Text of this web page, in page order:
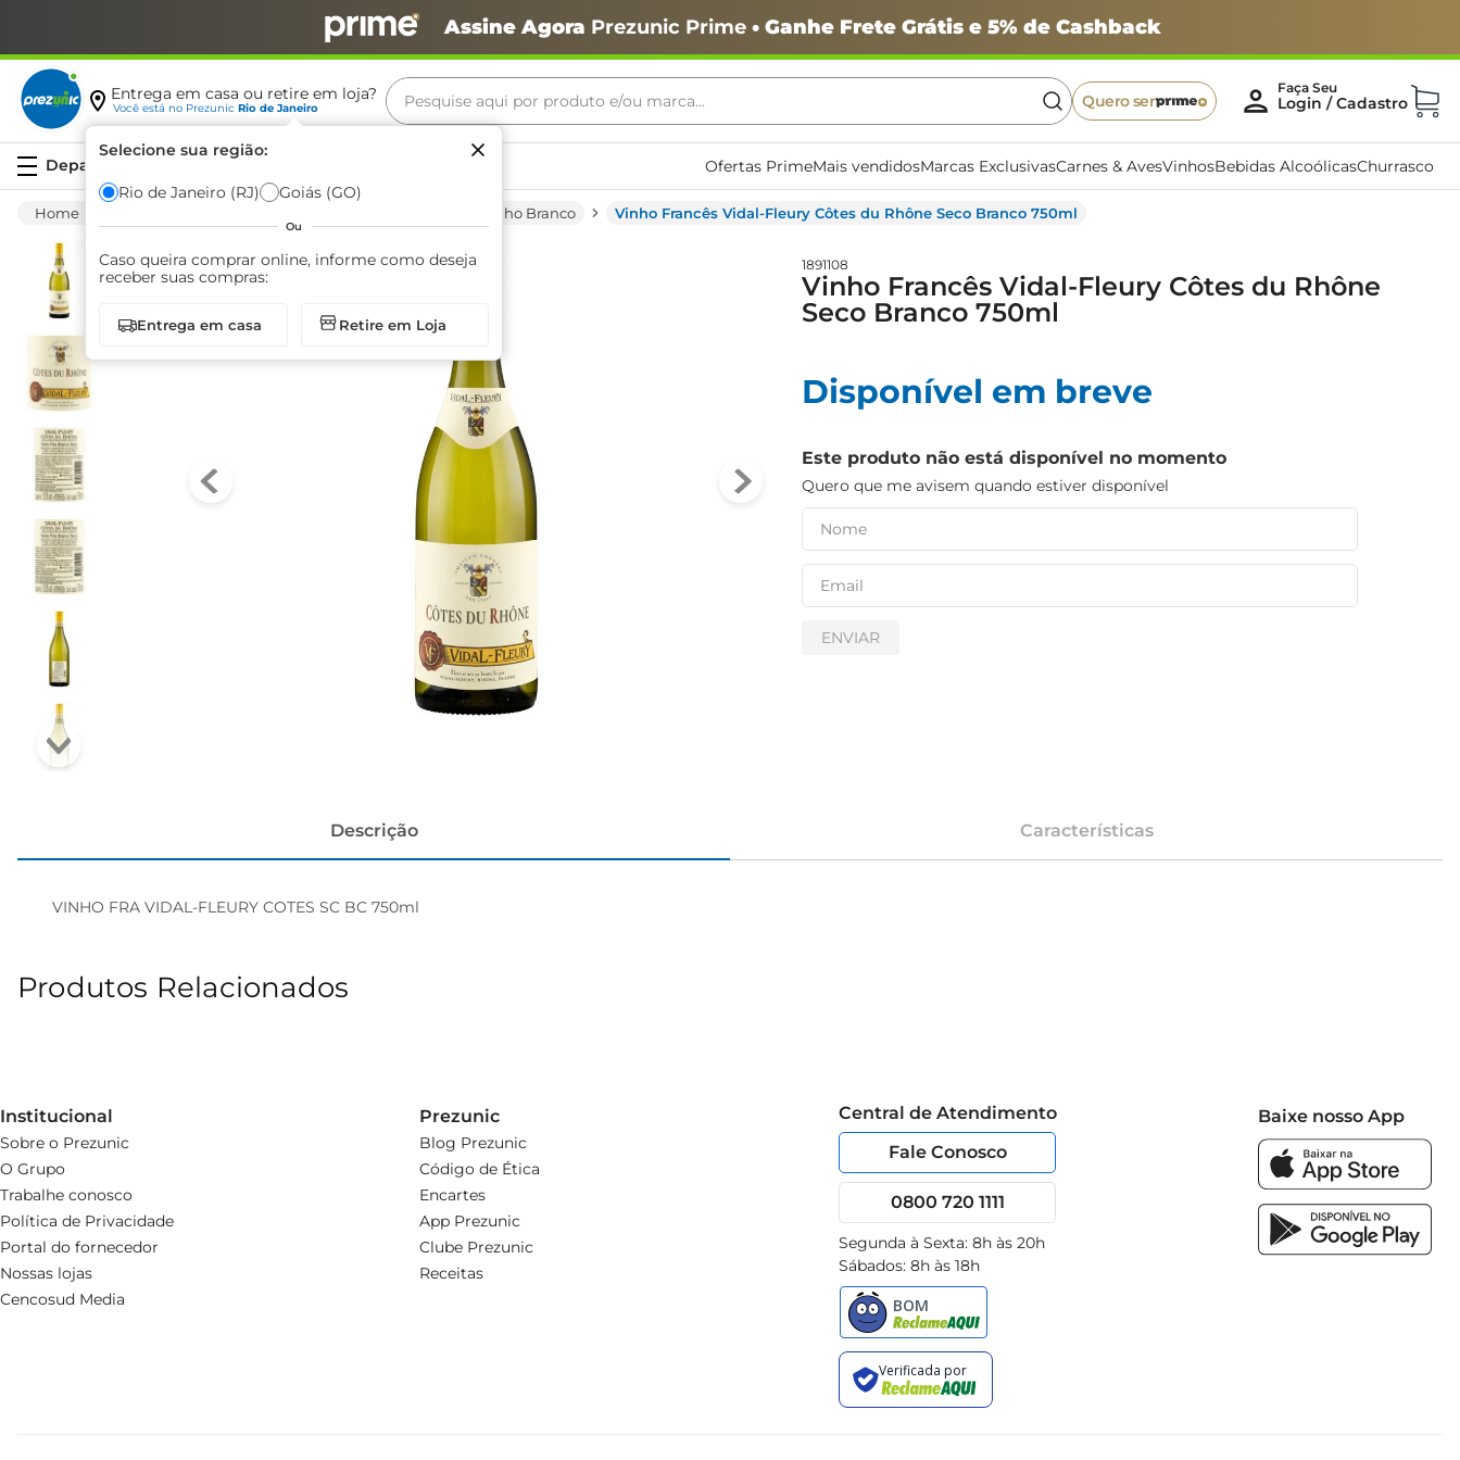
Assine Agora Prezunic Prime• Ganhe Frete Grátis e 5% de Cashback
Entrega em casa ou retire em loja?
Você está no Prezunic Rio de Janeiro
Selecione sua região:
Rio de Janeiro (RJ) Goiás (GO)
Ou
Caso queira comprar online, informe como deseja
receber suas compras:
Entrega em casa Retire em Loja
Pesquise aqui por produto e/ou marca...
Quero ser
Ofertas PrimeMais vendidosMarcas ExclusivasCarnes & AvesVinhosBebidas AlcoólicasChurrasco
Vinho Branco Vinho Francês Vidal-Fleury Côtes du Rhône Seco Branco 750ml
1891108
Vinho Francês Vidal-Fleury Côtes du Rhône
Seco Branco 750ml
Disponível em breve
Este produto não está disponível no momento
Quero que me avisem quando estiver disponível
ENVIAR
Descrição Características
VINHO FRA VIDAL-FLEURY COTES SC BC 750ml
Produtos Relacionados
Institucional
Sobre o Prezunic
O Grupo
Trabalhe conosco
Política de Privacidade
Portal do fornecedor
Nossas lojas
Cencosud Media
Prezunic
Blog Prezunic
Código de Ética
Encartes
App Prezunic
Clube Prezunic
Receitas
Central de Atendimento
Fale Conosco
0800 720 1111
Segunda à Sexta: 8h às 20h
Sábados: 8h às 18h
Baixe nosso App
Termos mais buscados
café
biscoito
azeite
arroz
iogurte
papel higiênico